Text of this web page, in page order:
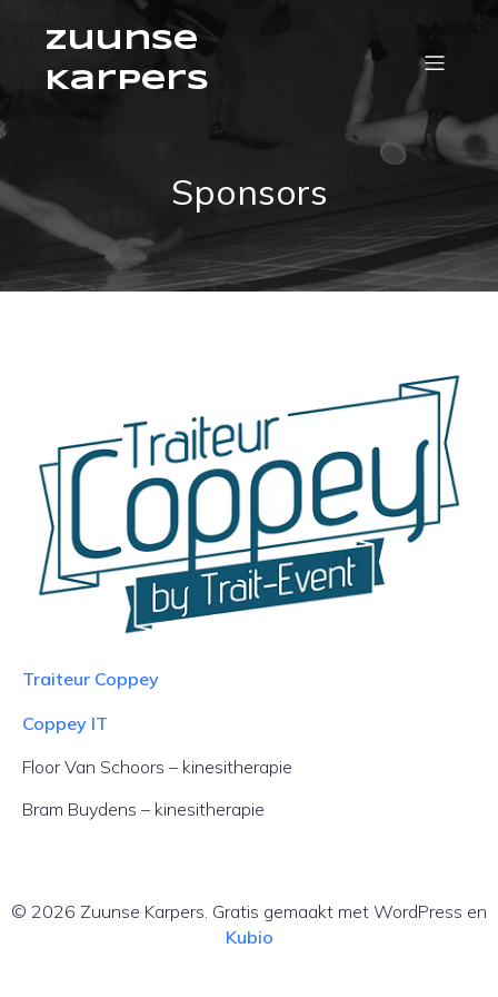
Zuunse
Karpers
Sponsors
Traiteur Coppey
Coppey IT
Floor Van Schoors – kinesitherapie
Bram Buydens – kinesitherapie
© 2026 Zuunse Karpers. Gratis gemaakt met WordPress en
Kubio